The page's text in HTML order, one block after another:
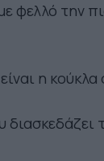
φελλό την
η κούκλα
διασκεδάζει